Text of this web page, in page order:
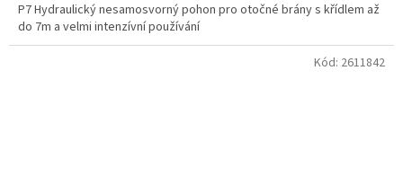
P7 Hydraulický nesamosvorný pohon pro otočné brány s křídlem až
do 7m a velmi intenzívní používání
Kód: 2611842